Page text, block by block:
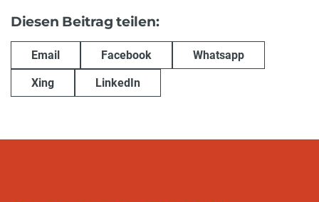
Diesen Beitrag teilen:
Email Facebook Whatsapp
Xing LinkedIn